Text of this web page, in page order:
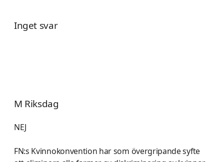
Inget svar
M Riksdag
NEJ
FN:s Kvinnokonvention har som övergripande syfte